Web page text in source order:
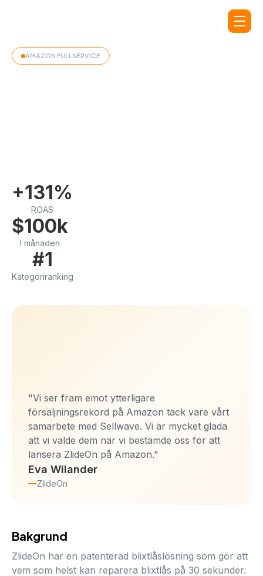
AMAZON FULLSERVICE
+131%
ROAS
$100k
I månaden
#1
Kategoriranking
"Vi ser fram emot ytterligare
försäljningsrekord på Amazon tack vare vårt
samarbete med Sellwave. Vi är mycket glada
att vi valde dem när vi bestämde oss för att
lansera ZlideOn på Amazon."
Eva Wilander
ZlideOn
Bakgrund
ZlideOn har en patenterad blixtlåslösning som gör att
vem som helst kan reparera blixtlås på 30 sekunder.